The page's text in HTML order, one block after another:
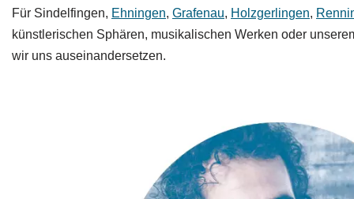
Für Sindelfingen, Ehningen, Grafenau, Holzgerlingen,
künstlerischen Sphären, musikalischen Werken oder
wir uns auseinandersetzen.